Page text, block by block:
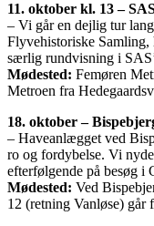
11. oktober kl. 13 –
– Vi går en dejlig tur
Flyvehistoriske
særlig rundvisning i
Mødested: Femøren
Metroen fra
18. oktober –
– Haveanlægget ved
ro og fordybelse. Vi
efterfølgende på besøg i
Mødested: Ved
12 (retning Vanløse) går